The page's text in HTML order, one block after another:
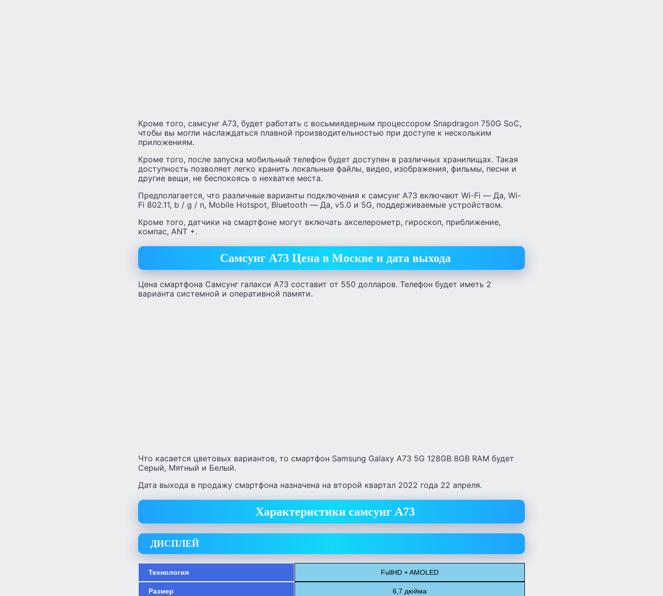
Кроме того, самсунг А73, будет работать с восьмиядерным процессором Snapdragon 750G SoC,
чтобы вы могли наслаждаться плавной производительностью при доступе к нескольким
приложениям.
Кроме того, после запуска мобильный телефон будет доступен в различных хранилищах. Такая
доступность позволяет легко хранить локальные файлы, видео, изображения, фильмы, песни и
другие вещи, не беспокоясь о нехватке места.
Предполагается, что различные варианты подключения к самсунг А73 включают Wi-Fi — Да, Wi-
Fi 802.11, b / g / n, Mobile Hotspot, Bluetooth — Да, v5.0 и 5G, поддерживаемые устройством.
Кроме того, датчики на смартфоне могут включать акселерометр, гироскоп, приближение,
компас, ANT +.
Самсунг А73 Цена в Москве и дата выхода
Цена смартфона Самсунг галакси А73 составит от 550 долларов. Телефон будет иметь 2
варианта системной и оперативной памяти.
Что касается цветовых вариантов, то смартфон Samsung Galaxy A73 5G 128GB 8GB RAM будет
Серый, Мятный и Белый.
Дата выхода в продажу смартфона назначена на второй квартал 2022 года 22 апреля.
Характеристики самсунг А73
ДИСПЛЕЙ
Технология FullHD + AMOLED
Размер 6,7 дюйма